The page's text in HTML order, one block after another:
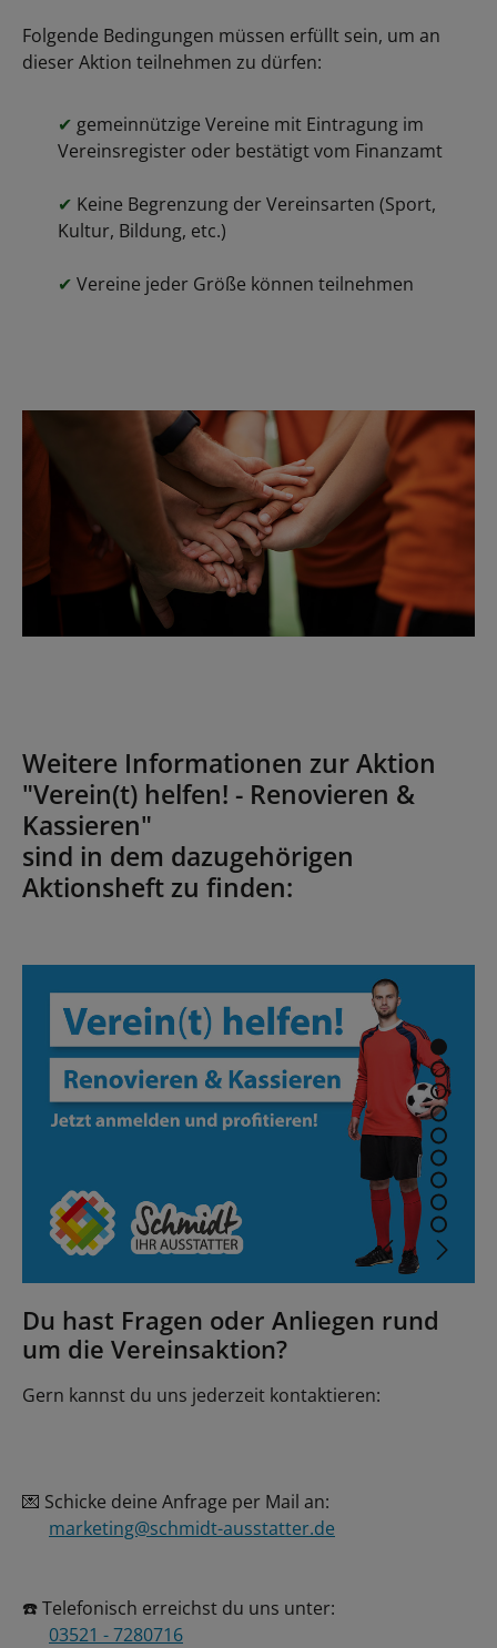
Folgende Bedingungen müssen erfüllt sein, um an
dieser Aktion teilnehmen zu dürfen:
✔ gemeinnützige Vereine mit Eintragung im
Vereinsregister oder bestätigt vom Finanzamt
✔ Keine Begrenzung der Vereinsarten (Sport,
Kultur, Bildung, etc.)
✔ Vereine jeder Größe können teilnehmen
Weitere Informationen zur Aktion
"Verein(t) helfen! - Renovieren &
Kassieren"
sind in dem dazugehörigen
Aktionsheft zu finden:
Du hast Fragen oder Anliegen rund
um die Vereinsaktion?
Gern kannst du uns jederzeit kontaktieren:
💌 Schicke deine Anfrage per Mail an:
marketing@schmidt-ausstatter.de
☎️ Telefonisch erreichst du uns unter:
03521 - 7280716